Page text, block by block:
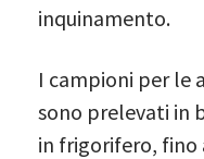
inquinamento.
I campioni per le
sono prelevati in
in frigorifero, fino